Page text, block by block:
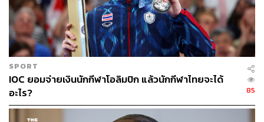
SPORT
IOC ยอมจ่ายเงินนักกีฬาโอลิมปิก แล้วนักกีฬาไทยจะได้
อะไร?
85